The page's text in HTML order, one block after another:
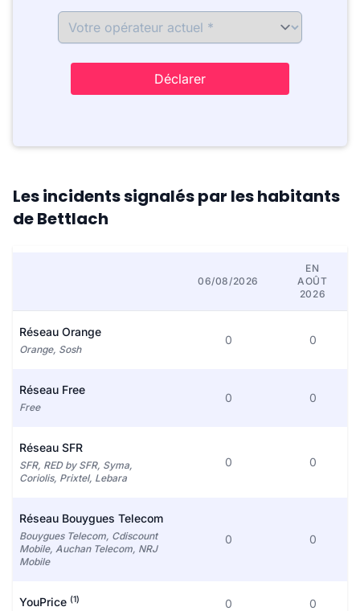
Déclarer
Les incidents signalés par les habitants
de Bettlach
06/08/2026
EN
AOÛT
2026
Réseau Orange
Orange, Sosh
0 0
Réseau Free
Free
0 0
Réseau SFR
SFR, RED by SFR, Syma,
Coriolis, Prixtel, Lebara
0 0
Réseau Bouygues Telecom
Bouygues Telecom, Cdiscount
Mobile, Auchan Telecom, NRJ
Mobile
0 0
YouPrice (1) 0 0